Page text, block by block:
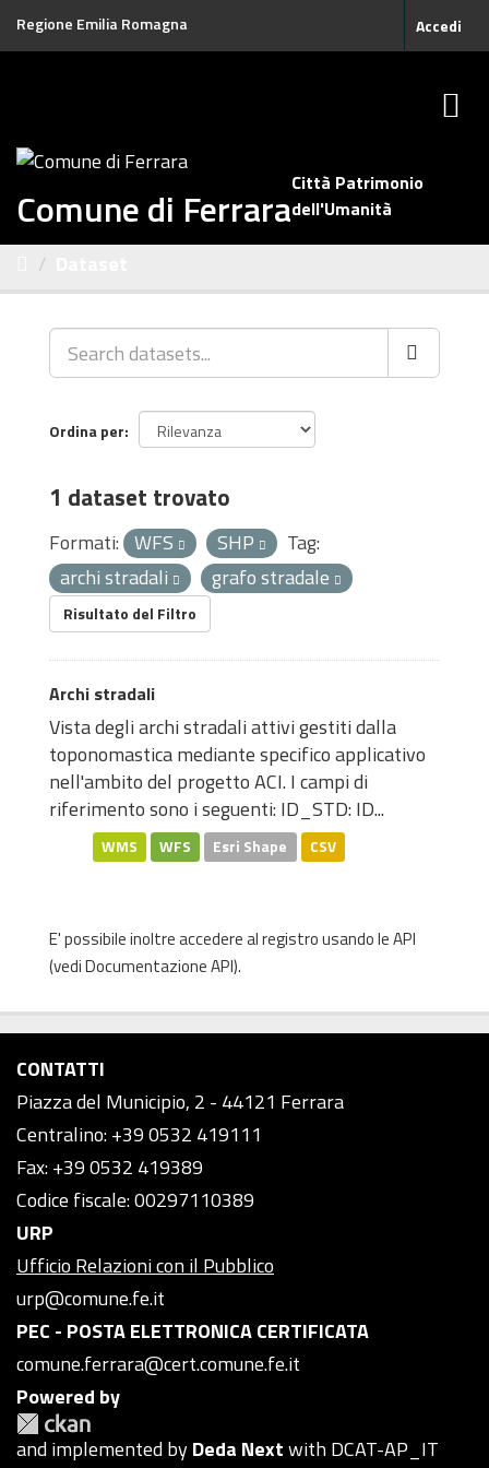
SaltaRegione Emilia Romagna Accedi
Comune di FerraraCittà Patrimonio
dell'Umanità
Ordina per
1 dataset trovato
Formati: WFS SHP
Tag:
archi stradali
grafo stradale
Risultato del Filtro
Archi stradali
Vista degli archi stradali attivi gestiti dalla
toponomastica mediante specifico applicativo
nell'ambito del progetto ACI. I campi di
riferimento sono i seguenti: ID_STD: ID...
WMS WFS Esri Shape CSV
E' possibile inoltre accedere al registro usando leAPI
(vediDocumentazione API).
CONTATTI
Piazza del Municipio, 2 - 44121 Ferrara
Centralino: +39 0532 419111
Fax: +39 0532 419389
Codice fiscale: 00297110389
URP
Ufficio Relazioni con il Pubblico
urp@comune.fe.it
PEC - POSTA ELETTRONICA CERTIFICATA
comune.ferrara@cert.comune.fe.it
Powered by
and implemented byDeda Nextwith DCAT-AP_IT